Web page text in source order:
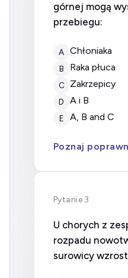
górnej mogą
przebiegu:
A chłoniaka
B raka płuca
C zakrzepicy
D A i B
E A, B and C
Poznaj
Pytanie 3
U chorych z
rozpadu
surowicy